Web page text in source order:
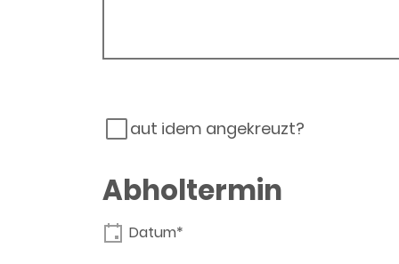
aut idem angekreuzt?
Abholtermin
Datum*